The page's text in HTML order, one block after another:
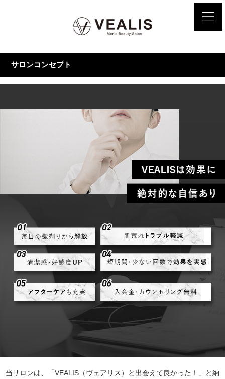
サロンコンセプト
当サロンは、「VEALIS（ヴェアリス）と出会えて良かった！」と納